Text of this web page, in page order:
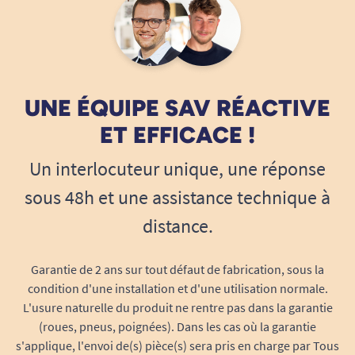
UNE ÉQUIPE SAV RÉACTIVE
ET EFFICACE !
Un interlocuteur unique, une réponse
sous 48h et une assistance technique à
distance.
Garantie de 2 ans sur tout défaut de fabrication, sous la
condition d'une installation et d'une utilisation normale.
L'usure naturelle du produit ne rentre pas dans la garantie
(roues, pneus, poignées). Dans les cas où la garantie
s'applique, l'envoi de(s) pièce(s) sera pris en charge par Tous